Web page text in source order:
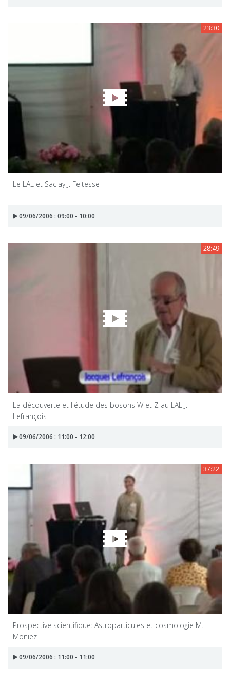
23:30
Le LAL et Saclay J. Feltesse
09/06/2006 : 09:00 - 10:00
28:49
La découverte et l'étude des bosons W et Z au LAL J.
Lefrançois
09/06/2006 : 11:00 - 12:00
37:22
Prospective scientifique: Astroparticules et cosmologie M.
Moniez
09/06/2006 : 11:00 - 11:00